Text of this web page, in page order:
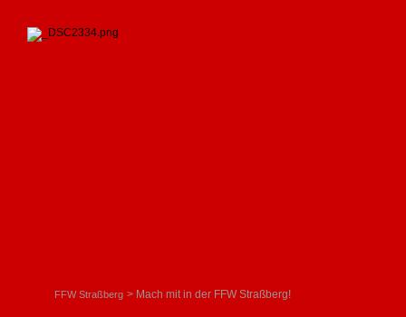
FFW Straßberg Mach mit in der FFW Straßberg!